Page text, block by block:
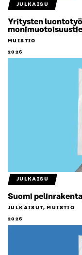
JULKAISU
Yritysten
MUISTIO
2026
JULKAISU
Suomi
JULKAISUT, MUISTIO
2026